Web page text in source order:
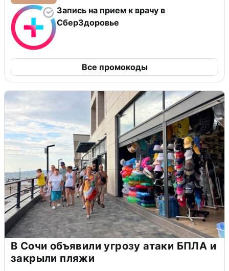
Запись на прием к врачу в
СберЗдоровье
Все промокоды
В Сочи объявили угрозу атаки БПЛА и
закрыли пляжи